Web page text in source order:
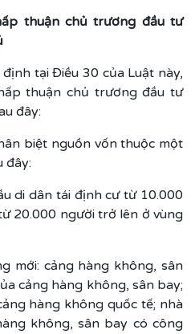
thuận chủ trương đầu tư
tại Điều 30 của Luật này,
thuận chủ trương đầu tư
đây:
biệt nguồn vốn thuộc một
đây:
di dân tái định cư từ 10.000
20.000 người trở lên ở vùng
mới: cảng hàng không, sân
cảng hàng không, sân bay;
hàng không quốc tế; nhà
không, sân bay có công